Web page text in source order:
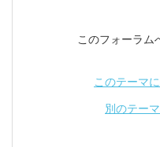
このフォーラム
このテーマ
別のテー